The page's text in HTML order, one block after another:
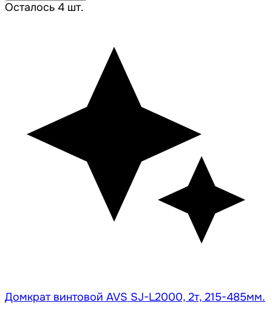
Осталось 4 шт.
Домкрат винтовой AVS SJ-L2000, 2т, 215-485мм.